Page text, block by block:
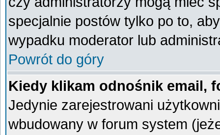
specjalnie postów tylko po to,
wypadku moderator lub
Powrót do góry
Kiedy klikam odnośnik email,
Jedynie zarejestrowani
wbudowany w forum system